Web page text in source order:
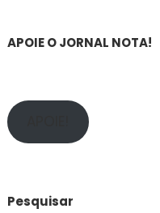
APOIE O JORNAL NOTA!
Pesquisar